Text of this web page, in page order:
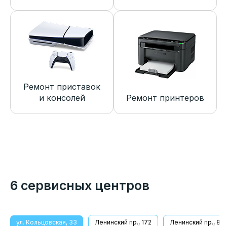
Ремонт приставок
и консолей
Ремонт принтеров
6 сервисных центров
ул. Кольцовская, 33 Ленинский пр., 172 Ленинский пр., 8/1